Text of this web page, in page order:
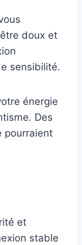
doux et
sensibilité.
énergie
Des
pourraient
et
stable